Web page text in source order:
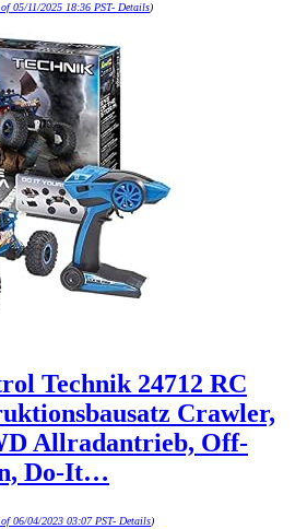
05/11/2025 18:36 PST- Details)
Technik 24712 RC
Crawler,
Allradantrieb, Off-
Do-It…
06/04/2023 03:07 PST- Details)